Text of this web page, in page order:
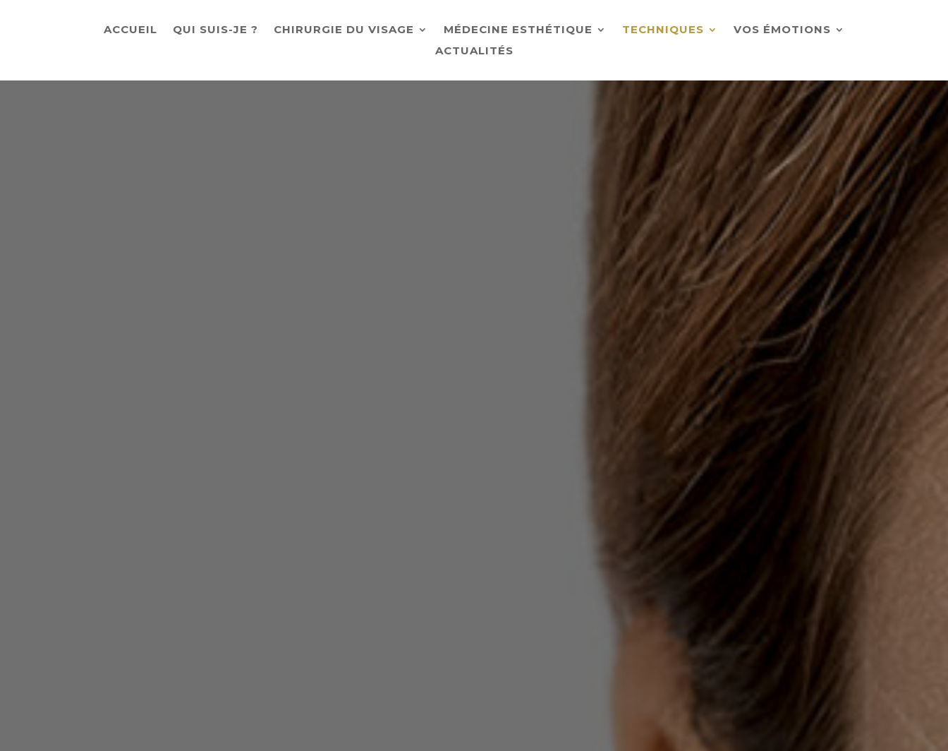
ACCUEIL QUI SUIS-JE ? CHIRURGIE DU VISAGE MÉDECINE ESTHÉTIQUE TECHNIQUES
VOS ÉMOTIONS
ACTUALITÉS